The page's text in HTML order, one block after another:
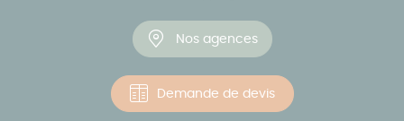
Nos agences
Demande de devis